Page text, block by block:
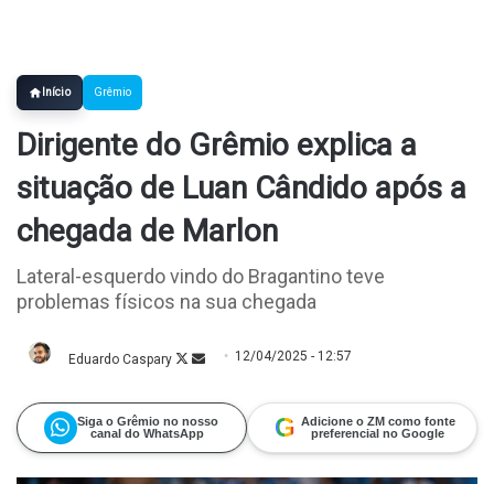
Início Grêmio
Dirigente do Grêmio explica a
situação de Luan Cândido após a
chegada de Marlon
Lateral-esquerdo vindo do Bragantino teve
problemas físicos na sua chegada
Eduardo Caspary FollowMande
12/04/2025 - 12:57
Siga o Grêmio no nosso
canal do WhatsApp
G Adicione o ZM como fonte
preferencial no Google